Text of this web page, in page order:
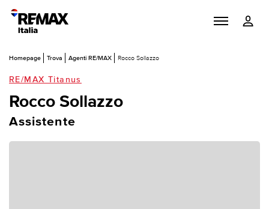
Homepage Trova Agenti RE/MAX Rocco Sollazzo
RE/MAX Titanus
Rocco Sollazzo
Assistente